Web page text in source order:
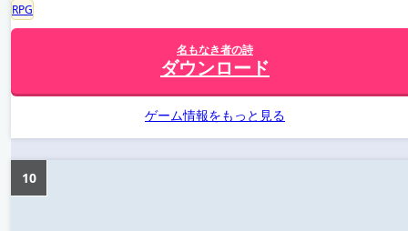
RPG
名もなき者の詩
ダウンロード
ゲーム情報をもっと見る
10